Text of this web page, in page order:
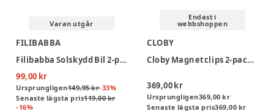
Varan utgår
FILIBABBA
Filibabba Solskydd Bil 2-pack - Christian's Whale Tales
99,00 kr
Ursprungligen149,95 kr-33%
Senaste lägsta pris119,00 kr
-16%
Endast i
webbshoppen
CLOBY
Cloby Magnetclips 2-pack - Beige/Vit
369,00 kr
Ursprungligen369,00 kr
Senaste lägsta pris369,00 kr